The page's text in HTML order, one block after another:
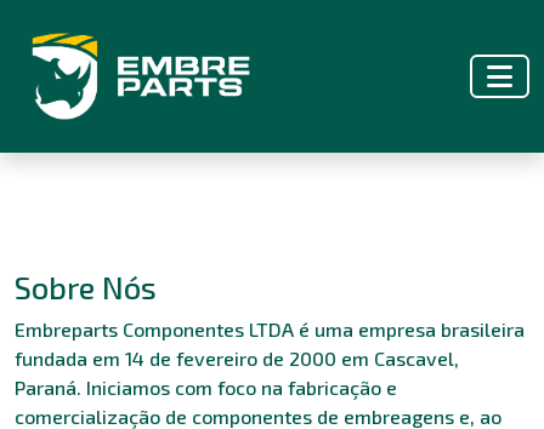
Sobre Nós
Embreparts Componentes LTDA é uma empresa brasileira
fundada em 14 de fevereiro de 2000 em Cascavel,
Paraná. Iniciamos com foco na fabricação e
comercialização de componentes de embreagens e, ao